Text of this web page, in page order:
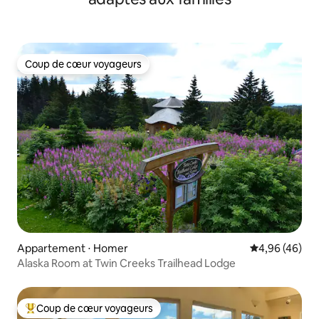
Coup de cœur voyageurs
Coup de cœur voyageurs
Appartement ⋅ Homer Évaluation
4,96 (46)
Alaska Room at Twin Creeks Trailhead Lodge
Coups de cœur voyageurs les plus appréciés
Coup de cœur voyageurs